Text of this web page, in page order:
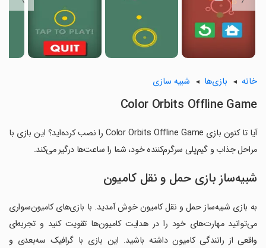
خانه بازی‌ها شبیه سازی
Color Orbits Offline Game
آیا تا کنون بازی Color Orbits Offline Game را نصب کرده‌اید؟ این بازی با
مراحل جذاب و گیم‌پلی سرگرم‌کننده خود، شما را ساعت‌ها درگیر می‌کند.
شبیه‌ساز بازی حمل و نقل کامیون
به بازی شبیه‌ساز حمل و نقل کامیون خوش آمدید. با بازی‌های کامیون‌سواری
می‌توانید مهارت‌های خود را در هدایت کامیون‌ها تقویت کنید و تجربه‌ای
واقعی از رانندگی کامیون داشته باشید. این بازی با گرافیک سه‌بعدی و